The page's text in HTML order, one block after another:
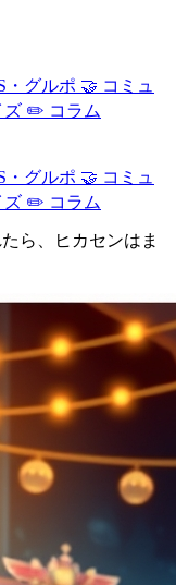
・グルポ 🤝 コミュ
ズ ✏️ コラム
・グルポ 🤝 コミュ
ズ ✏️ コラム
ら、ヒカセンはま